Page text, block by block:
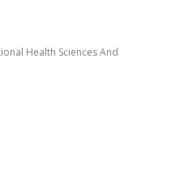
Health Sciences And